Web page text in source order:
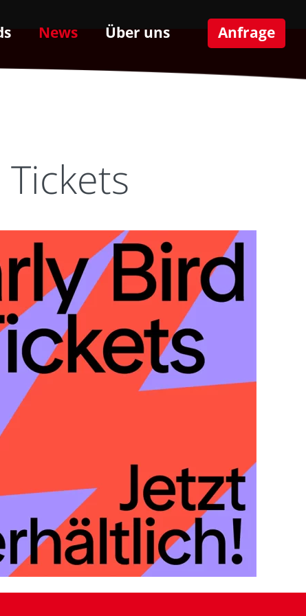
News Über uns Anfrage